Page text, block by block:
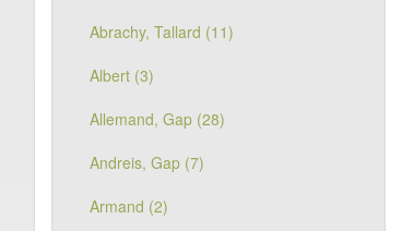
Abrachy, Tallard (11)
Albert (3)
Allemand, Gap (28)
Andreis, Gap (7)
Armand (2)